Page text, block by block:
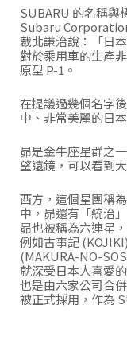
SUBARU 的名稱與
Subaru
裁北謙治說：「日
對於乘用車的生產
原型 P-1。
在提議過幾個名字
中、非常美麗的日
昴是金牛座星群之
望遠鏡，可以看到
西方，這個星團稱
中，昴還有「統治
昴也被稱為六連星
例如古事記
(MAKURA-NO-
就深受日本人喜愛
也是由六家公司合
被正式採用，作為